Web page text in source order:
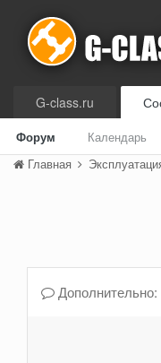
G-class.ru
Форум Календарь
Главная